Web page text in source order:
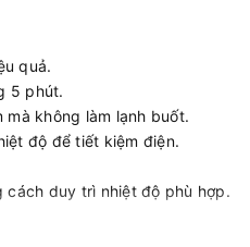
quả.
5 phút.
mà không làm lạnh buốt.
độ để tiết kiệm điện.
cách duy trì nhiệt độ phù hợp.